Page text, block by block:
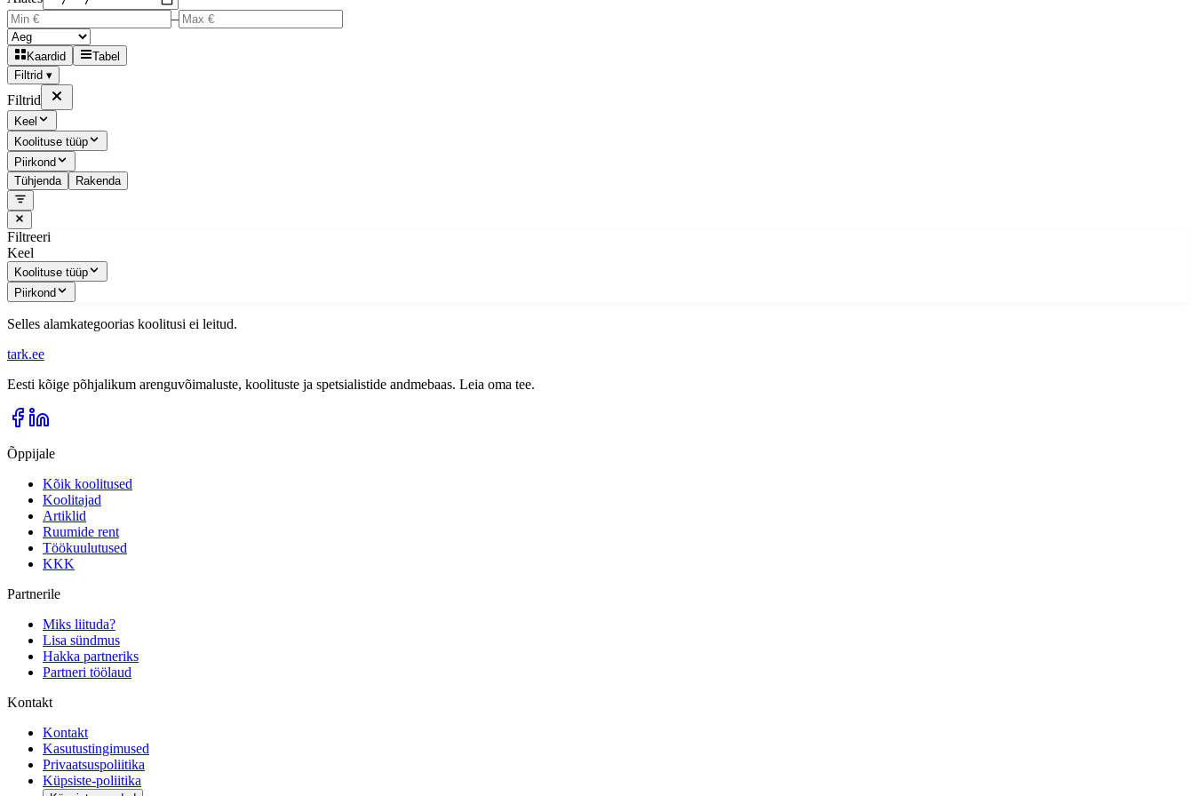
–
Kaardid
Tabel
Filtrid ▾
Filtrid
Keel
Koolituse tüüp
Piirkond
Tühjenda
Rakenda
Filtreeri
Keel
Koolituse tüüp
Piirkond
Selles alamkategoorias koolitusi ei leitud.
tark.ee
Eesti kõige põhjalikum arenguvõimaluste, koolituste ja spetsialistide andmebaas. Leia oma tee.
Õppijale
Kõik koolitused
Koolitajad
Artiklid
Ruumide rent
Töökuulutused
KKK
Partnerile
Miks liituda?
Lisa sündmus
Hakka partneriks
Partneri töölaud
Kontakt
Kontakt
Kasutustingimused
Privaatsuspoliitika
Küpsiste-poliitika